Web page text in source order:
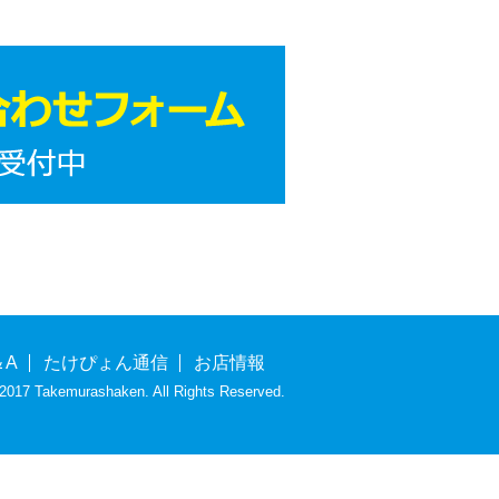
A たけぴょん通信 お店情報
Takemurashaken. All Rights Reserved.